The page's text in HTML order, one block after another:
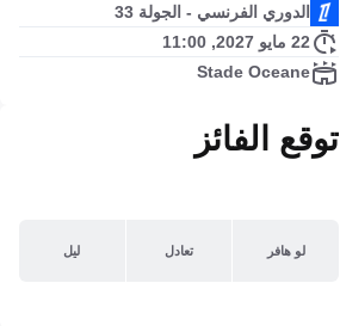
الدوري الفرنسي - الجولة 33
22 مايو 2027, 11:00
Stade Oceane
توقع الفائز
لو هافر تعادل ليل